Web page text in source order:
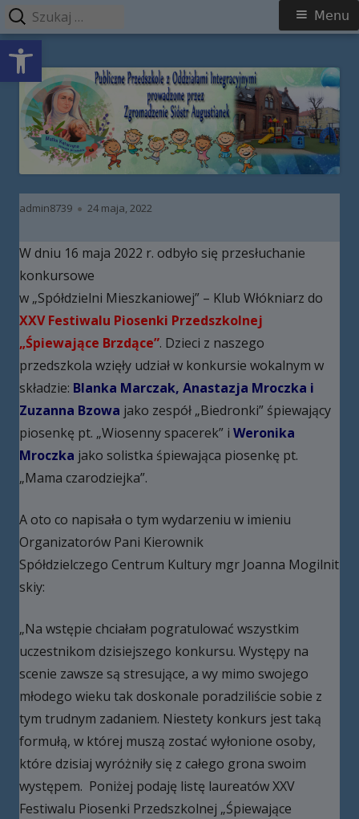
Open toolbar
Przeskocz
treści
Publiczne Przedszkole z Oddziałami
Integracyjnymi prowadzone przez
Zgromadzenie Sióstr Augustianek
Menu
główne
Menu
Autor
admin8739 Opublikowano
24 maja, 2022
W dniu 16 maja 2022 r. odbyło się przesłuchanie
konkursowe
w „Spółdzielni Mieszkaniowej” – Klub Włókniarz do
XXV Festiwalu Piosenki Przedszkolnej
„Śpiewające Brzdące”. Dzieci z naszego
przedszkola wzięły udział w konkursie wokalnym w
składzie: Blanka Marczak, Anastazja Mroczka i
Zuzanna Bzowa jako zespół „Biedronki” śpiewający
piosenkę pt. „Wiosenny spacerek” i Weronika
Mroczka jako solistka śpiewająca piosenkę pt.
„Mama czarodziejka”.
A oto co napisała o tym wydarzeniu w imieniu
Organizatorów Pani Kierownik
Spółdzielczego Centrum Kultury mgr Joanna Mogilnit
skiy:
„Na wstępie chciałam pogratulować wszystkim
uczestnikom dzisiejszego konkursu. Występy na
scenie zawsze są stresujące, a wy mimo swojego
młodego wieku tak doskonale poradziliście sobie z
tym trudnym zadaniem. Niestety konkurs jest taką
formułą, w której muszą zostać wyłonione osoby,
które dzisiaj wyróżniły się z całego grona swoim
występem. Poniżej podaję listę laureatów XXV
Festiwalu Piosenki Przedszkolnej „Śpiewające